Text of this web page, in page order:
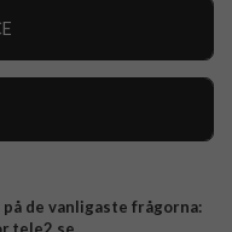
de vanligaste frågorna: